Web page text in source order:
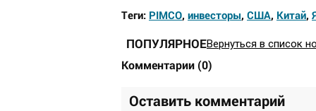
Теги: PIMCO, инвесторы, США, Китай,
ПОПУЛЯРНОЕВернуться в список
Комментарии (0)
Оставить комментарий